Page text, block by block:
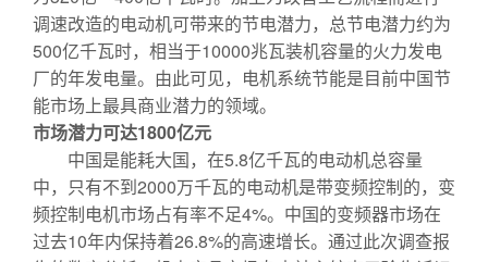
调速改造的电动机可带来的节电潜力，总节电潜力约为
500亿千瓦时，相当于10000兆瓦装机容量的火力发电
厂的年发电量。由此可见，电机系统节能是目前中国节
能市场上最具商业潜力的领域。
市场潜力可达1800亿元
中国是能耗大国，在5.8亿千瓦的电动机总容量
中，只有不到2000万千瓦的电动机是带变频控制的，变
频控制电机市场占有率不足4%。中国的变频器市场在
过去10年内保持着26.8%的高速增长。通过此次调查报